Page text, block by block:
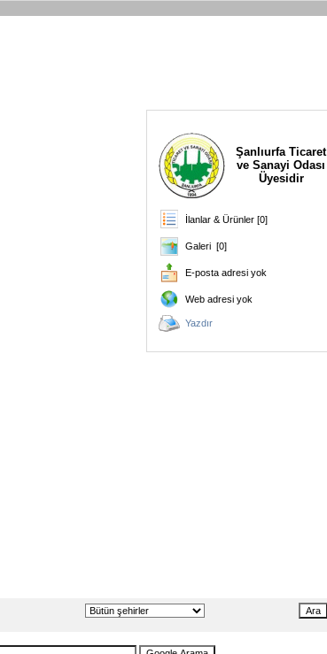
Şanlıurfa Ticaret
ve Sanayi Odası
Üyesidir
İlanlar & Ürünler [0]
Galeri [0]
E-posta adresi yok
Web adresi yok
Yazdır